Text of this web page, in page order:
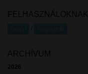
FELHASZNÁLÓKNAK
ARCHÍVUM
2026